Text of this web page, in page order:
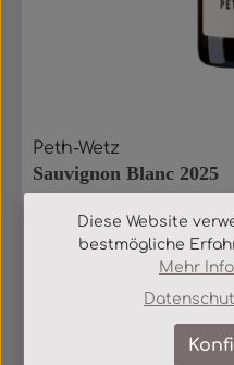
Peth-Wetz
Sauvignon Blanc 2025
Weißwein aus
Diese Website
bestmögliche
Mehr